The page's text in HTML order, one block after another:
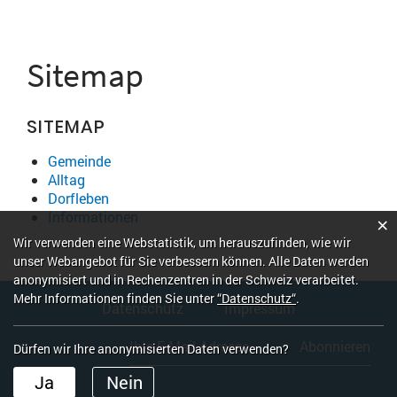
Sitemap
SITEMAP
Gemeinde
Alltag
Dorfleben
Informationen
FusszeileDatenschutz Impressum
Abonnieren
Webstatistik
Wir verwenden eine Webstatistik, um herauszufinden, wie wir
unser Webangebot für Sie verbessern können. Alle Daten werden
anonymisiert und in Rechenzentren in der Schweiz verarbeitet.
Mehr Informationen finden Sie unter“Datenschutz“.
Dürfen wir Ihre anonymisierten Daten verwenden?
Ja Nein
×